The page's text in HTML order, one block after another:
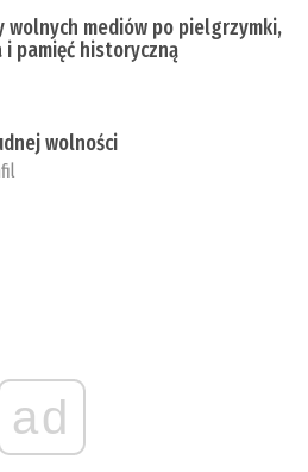
wolnych mediów po pielgrzymki,
pamięć historyczną
wolności
ad